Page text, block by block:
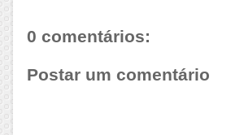
0 comentários:
Postar um comentário